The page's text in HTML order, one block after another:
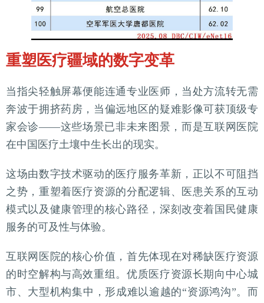
重塑医疗疆域的数字变革
当指尖轻触屏幕便能连通专业医师，当处方流转无需
奔波于拥挤药房，当偏远地区的疑难影像可获顶级专
家会诊——这些场景已非未来图景，而是互联网医院
在中国医疗土壤中生长出的现实。
这场由数字技术驱动的医疗服务革新，正以不可阻挡
之势，重塑着医疗资源的分配逻辑、医患关系的互动
模式以及健康管理的核心路径，深刻改变着国民健康
服务的可及性与体验。
互联网医院的核心价值，首先体现在对稀缺医疗资源
的时空解构与高效重组。优质医疗资源长期向中心城
市、大型机构集中，形成难以逾越的“资源鸿沟”。而